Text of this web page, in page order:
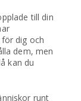
till din
dig och
dem, men
kan du
runt